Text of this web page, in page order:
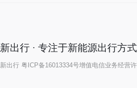
新出行 · 专注于新能源出行方式
新出行 粤ICP备16013334号增值电信业务经营